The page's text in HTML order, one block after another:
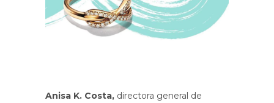
Anisa K. Costa, directora general de